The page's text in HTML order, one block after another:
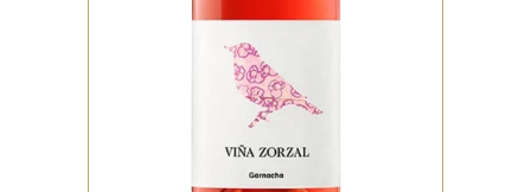
des notes de fraise fra�
VOIR LE PRODUIT